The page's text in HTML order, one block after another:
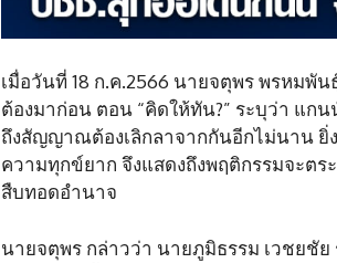
เมื่อวันที่ 18 ก.ค.2566 นายจตุพร พรหม
ต้องมาก่อน ตอน “คิดให้ทัน?” ระบุว่า แก
ถึงสัญญาณต้องเลิกลาจากกันอีกไม่นาน ยิ่
ความทุกข์ยาก จึงแสดงถึงพฤติกรรมจะตร
สืบทอดอำนาจ
นายจตุพร กล่าวว่า นายภูมิธรรม เวชยชั